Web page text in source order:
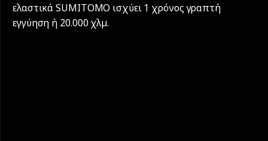
ελαστικά SUMITOMO ισχύει 1 χρόνος γραπτή
εγγύηση ή 20.000 χλµ.